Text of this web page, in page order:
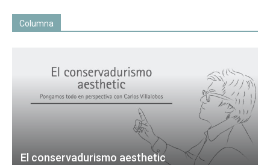
Columna
El conservadurismo aesthetic